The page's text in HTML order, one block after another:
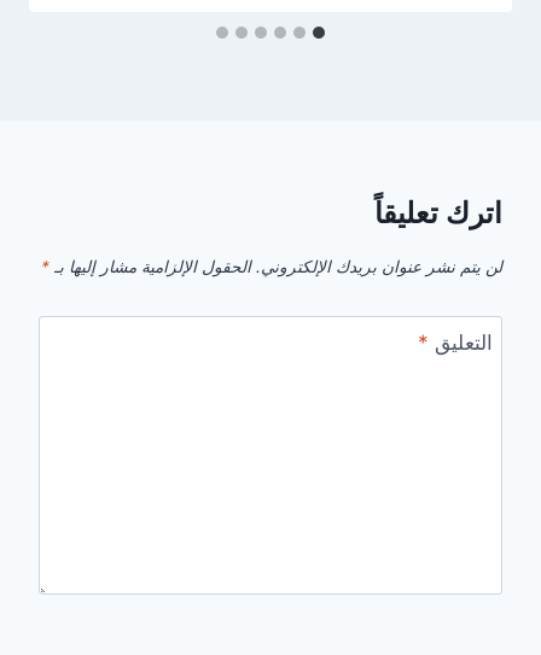
اترك تعليقاً
لن يتم نشر عنوان بريدك الإلكتروني. الحقول الإلزامية مشار إليها بـ *
التعليق *